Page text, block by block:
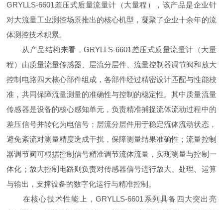
GRYLLS-6601差压式质量流量计（大量程），该产品是企业针
对大流量工业测控场景推出的核心机型，凝聚了企业十余年的流
体测控技术积累。
从产品结构来看，GRYLLS-6601差压式质量流量计（大量
程）由质量流量传感器、层流分层件、流量控制器调节阀和放大
控制电路四大核心部件组成，各部件经过精密设计匹配与性能校
准，共同保障流量测量的准确性与控制的稳定性。其中质量流量
传感器是设备的核心感知单元，负责精准捕捉流体流动过程中的
差压信号并转化为电信号；层流分层件用于稳定流体流动状态，
避免紊流对测量精度造成干扰，保障测量结果准确性；流量控制
器调节阀可根据控制信号精准调节流体流量，实现测量与控制一
体化；放大控制电路则负责对传感器信号进行放大、处理、运算
与输出，支撑设备的数字化运行与精准控制。
在核心技术性能上，GRYLLS-6601系列具备四大突出亮